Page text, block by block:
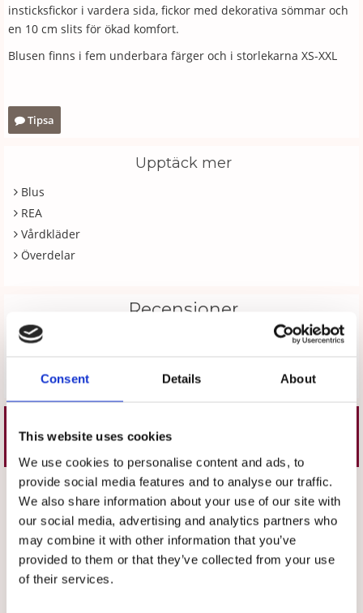
Consent Details About
This website uses cookies
We use cookies to personalise content and ads, to
provide social media features and to analyse our traffic.
We also share information about your use of our site with
our social media, advertising and analytics partners who
may combine it with other information that you’ve
provided to them or that they’ve collected from your use
of their services.
insticksfickor i vardera sida, fickor med dekorativa sömmar och
en 10 cm slits för ökad komfort.
Blusen finns i fem underbara färger och i storlekarna XS-XXL
Tipsa
Upptäck mer
Blus
REA
Vårdkläder
Överdelar
Recensioner
Skriv en recension
Liknande produkter
Välj storlek
- 56% Välj storlek
- 56%